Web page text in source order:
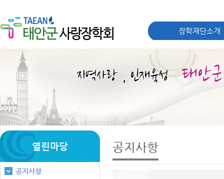
장학재단소개
열린마당
공지사항
공지사항